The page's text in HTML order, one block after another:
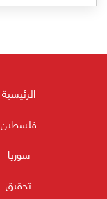
الرئيسية
فلسطين
سوريا
تحقيق